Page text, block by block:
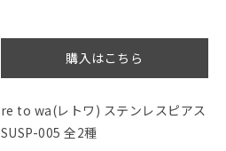
購入はこちら
re to wa(レトワ) ステンレスピアス
SUSP-005 全2種